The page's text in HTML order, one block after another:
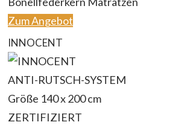
Zum Angebot
INNOCENT
ANTI-RUTSCH-SYSTEM
Größe 140 x 200 cm
ZERTIFIZIERT